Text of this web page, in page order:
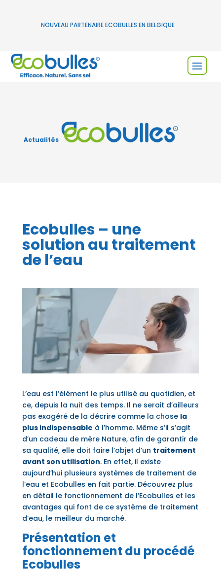
NOUVEAU PARTENAIRE ECOBULLES EN BELGIQUE
Actualités
Ecobulles – une
solution au traitement
de l’eau
L’eau est l’élément le plus utilisé au quotidien, et
ce, depuis la nuit des temps. Il ne serait d’ailleurs
pas exagéré de la décrire comme la chose la
plus indispensable à l’homme. Même s’il s’agit
d’un cadeau de mère Nature, afin de garantir de
sa qualité, elle doit faire l’objet d’un traitement
avant son utilisation. En effet, il existe
aujourd’hui plusieurs systèmes de traitement de
l’eau et Ecobulles en fait partie. Découvrez plus
en détail le fonctionnement de l’Ecobulles et les
avantages qui font de ce système de traitement
d’eau, le meilleur du marché.
Présentation et
fonctionnement du procédé
Ecobulles